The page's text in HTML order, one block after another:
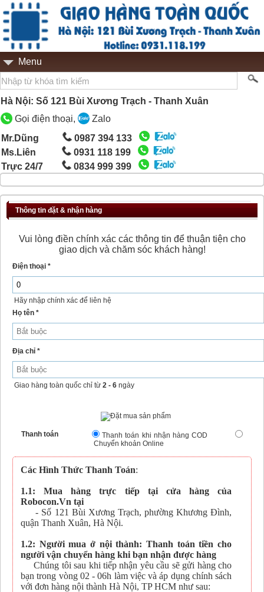
Menu
Hà Nội: Số 121 Bùi Xương Trạch - Thanh Xuân
Gọi điện thoại,
Zalo
Mr.Dũng
0987 394 133
Ms.Liên
0931 118 199
Trực 24/7
0834 999 399
Thông tin đặt & nhận hàng
Vui lòng điền chính xác các thông tin để thuận tiện cho
giao dịch và chăm sóc khách hàng!
Điện thoại *
Hãy nhập chính xác để liên hệ
Họ tên *
Địa chỉ *
Giao hàng toàn quốc chỉ từ 2 - 6 ngày
Thanh toán
Thanh toán khi nhận hàng COD
Chuyển khoản Online
Các Hình Thức Thanh Toán:
1.1: Mua hàng trực tiếp tại cửa hàng của
Robocon.Vn tại
- Số 121 Bùi Xương Trạch, phường Khương Đình,
quận Thanh Xuân, Hà Nội.
1.2: Người mua ở nội thành: Thanh toán tiền cho
người vận chuyển hàng khi bạn nhận được hàng
Chúng tôi sau khi tiếp nhận yêu cầu sẽ gửi hàng cho
bạn trong vòng 02 - 06h làm việc và áp dụng chính sách
với đơn hàng nội thành Hà Nội, TP HCM như sau: